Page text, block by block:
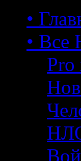
•
• Все
Pro